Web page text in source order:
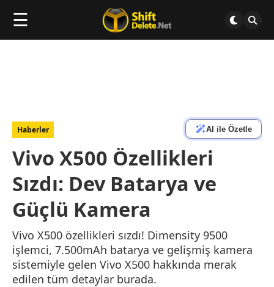
☰
Haberler AI ile Özetle
Vivo X500 Özellikleri
Sızdı: Dev Batarya ve
Güçlü Kamera
Vivo X500 özellikleri sızdı! Dimensity 9500
işlemci, 7.500mAh batarya ve gelişmiş kamera
sistemiyle gelen Vivo X500 hakkında merak
edilen tüm detaylar burada.